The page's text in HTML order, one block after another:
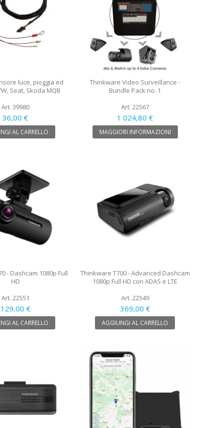
luce, pioggia ed
Seat, Skoda MQB
Art. 39980
36,00 €
AL CARRELLO
Thinkware Video Surveillance -
Bundle Pack no. 1
Art. 22567
1 024,80 €
MAGGIORI INFORMAZIONI
- Dashcam 1080p Full
HD
Art. 22551
129,00 €
AL CARRELLO
Thinkware T700 - Advanced Dashcam
1080p Full HD con ADAS e LTE
Art. 22549
369,00 €
AGGIUNGI AL CARRELLO